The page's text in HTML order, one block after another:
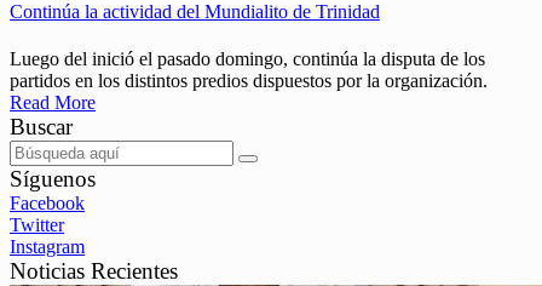
Continúa la actividad del Mundialito de Trinidad
Luego del inició el pasado domingo, continúa la disputa de los
partidos en los distintos predios dispuestos por la organización.
Read More
Buscar
Síguenos
Facebook
Twitter
Instagram
Noticias Recientes